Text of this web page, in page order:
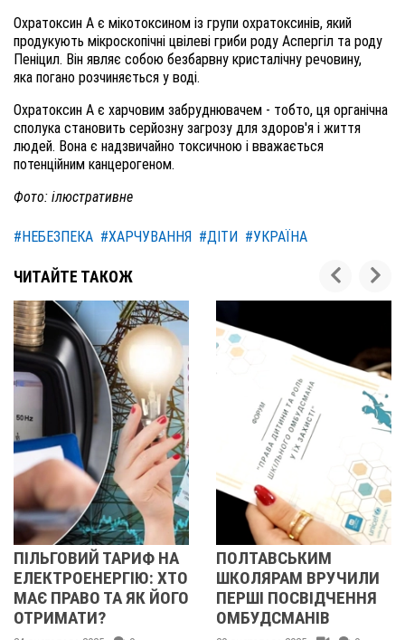
Охратоксин А є мікотоксином із групи охратоксинів, який
продукують мікроскопічні цвілеві гриби роду Аспергіл та роду
Пеніцил. Він являє собою безбарвну кристалічну речовину,
яка погано розчиняється у воді.
Охратоксин А є харчовим забруднювачем - тобто, ця органічна
сполука становить серйозну загрозу для здоров'я і життя
людей. Вона є надзвичайно токсичною і вважається
потенційним канцерогеном.
Фото: ілюстративне
#НЕБЕЗПЕКА #ХАРЧУВАННЯ #ДІТИ #УКРАЇНА
ЧИТАЙТЕ ТАКОЖ
ТАРИФ НА
ХТО
ТА ЯК ЙОГО
ПОЛТАВСЬКИМ
ШКОЛЯРАМ ВРУЧИЛИ
ПЕРШІ ПОСВІДЧЕННЯ
ОМБУДСМАНІВ
МОЖУТЬ